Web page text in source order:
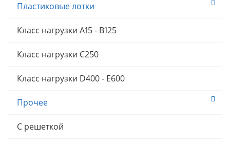
Пластиковые лотки
Класс нагрузки A15 - B125
Класс нагрузки C250
Класс нагрузки D400 - E600
Прочее
С решеткой